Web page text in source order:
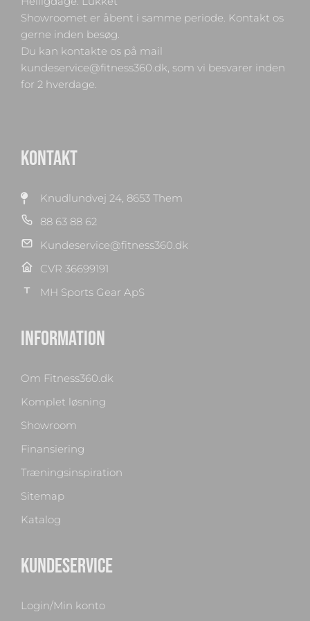
Showroomet er åbent i samme periode. Kontakt os
gerne inden besøg.
Du kan kontakte os på mail
kundeservice@fitness360.dk, som vi besvarer inden
for 2 hverdage.
KONTAKT
Knudlundvej 24, 8653 Them
88 63 88 62
Kundeservice@fitness360.dk
CVR 36699191
MH Sports Gear ApS
INFORMATION
Om Fitness360.dk
Komplet løsning
Showroom
Finansiering
Træningsinspiration
Sitemap
Katalog
KUNDESERVICE
Login/Min konto